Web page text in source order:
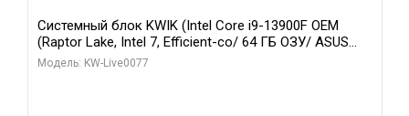
Системный блок KWIK (Intel Core i9-13900F OEM
(Raptor Lake, Intel 7, Efficient-co/ 64 ГБ ОЗУ/ ASUS
RTX5080 TUF GAMING OC 16GB GDDR7 256bit 3xDP 3x/
Модель: KW-Live0077